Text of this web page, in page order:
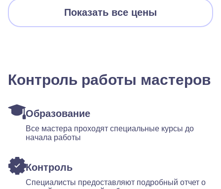
Показать все цены
Контроль работы мастеров
Образование
Все мастера проходят специальные курсы до
начала работы
Контроль
Специалисты предоставляют подробный отчет о